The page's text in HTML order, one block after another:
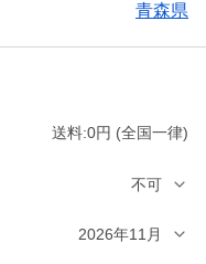
青森県
送料:0円 (全国一律)
不可
2026年11月